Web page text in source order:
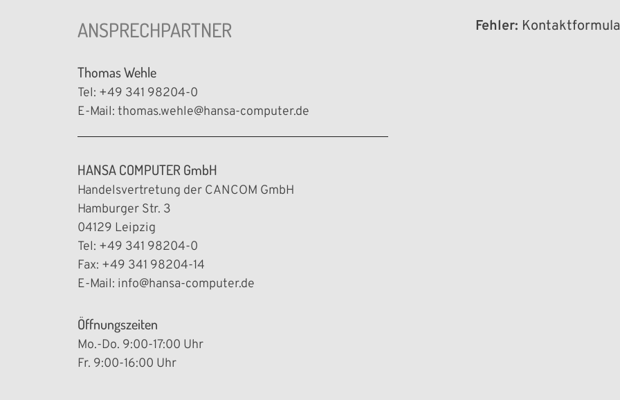
ANSPRECHPARTNER
Thomas Wehle
Tel: +49 341 98204-0
E-Mail: thomas.wehle@hansa-computer.de
HANSA COMPUTER GmbH
Handelsvertretung der CANCOM GmbH
Hamburger Str. 3
04129 Leipzig
Tel: +49 341 98204-0
Fax: +49 341 98204-14
E-Mail: info@hansa-computer.de
Öffnungszeiten
Mo.-Do. 9:00-17:00 Uhr
Fr. 9:00-16:00 Uhr
Fehler: